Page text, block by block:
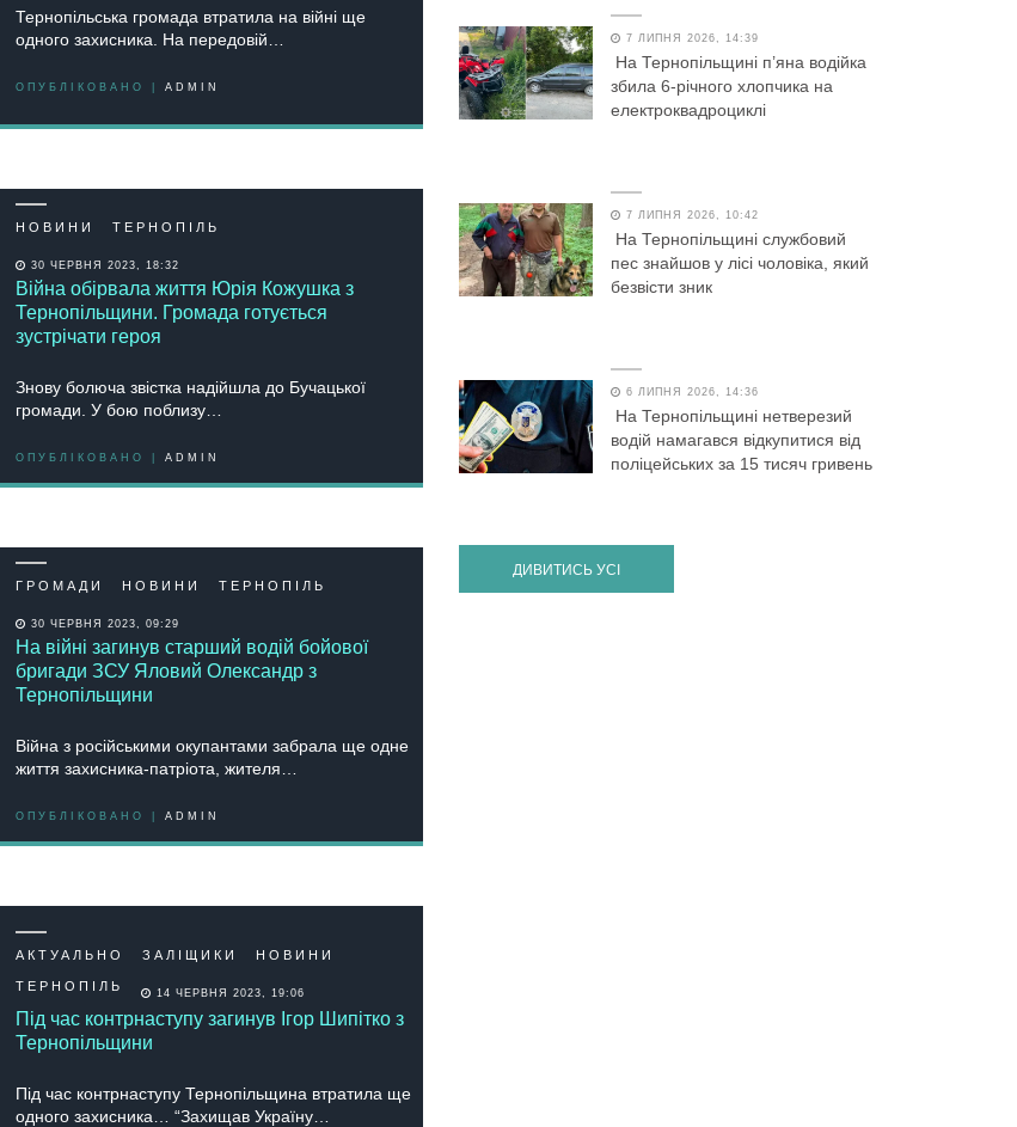
Тернопільська громада втратила на війні ще
одного захисника. На передовій…
ОПУБЛІКОВАНО | ADMIN
НОВИНИ ТЕРНОПІЛЬ
30 ЧЕРВНЯ 2023, 18:32
Війна обірвала життя Юрія Кожушка з
Тернопільщини. Громада готується
зустрічати героя
Знову болюча звістка надійшла до Бучацької
громади. У бою поблизу…
ОПУБЛІКОВАНО | ADMIN
ГРОМАДИ НОВИНИ ТЕРНОПІЛЬ
30 ЧЕРВНЯ 2023, 09:29
На війні загинув старший водій бойової
бригади ЗСУ Яловий Олександр з
Тернопільщини
Війна з російськими окупантами забрала ще одне
життя захисника-патріота, жителя…
ОПУБЛІКОВАНО | ADMIN
АКТУАЛЬНО ЗАЛІЩИКИ НОВИНИ
ТЕРНОПІЛЬ 14 ЧЕРВНЯ 2023, 19:06
Під час контрнаступу загинув Ігор Шипітко з
Тернопільщини
Під час контрнаступу Тернопільщина втратила ще
одного захисника… “Захищав Україну…
7 ЛИПНЯ 2026, 14:39
На Тернопільщині п’яна водійка
збила 6-річного хлопчика на
електроквадроциклі
7 ЛИПНЯ 2026, 10:42
На Тернопільщині службовий
пес знайшов у лісі чоловіка, який
безвісти зник
6 ЛИПНЯ 2026, 14:36
На Тернопільщині нетверезий
водій намагався відкупитися від
поліцейських за 15 тисяч гривень
ДИВИТИСЬ УСІ